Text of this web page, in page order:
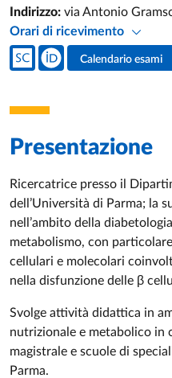
Indirizzo: via Antonio
Orari di ricevimento
Social delCalendario esami
Presentazione
Ricercatrice presso il
dell’Università di Parma; la
nell’ambito della
metabolismo, con
cellulari e molecolari
nella disfunzione delle β
Svolge attività didattica in
nutrizionale e metabolico in
magistrale e scuole di
Parma.